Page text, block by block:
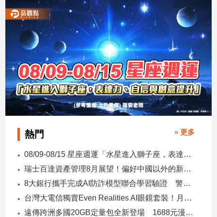
娛
樂
樂
星
聞
流
行/
生
熱門 » 更多
08/09-08/15 星座週運「水星進入獅子座，表達力、自信與創意提升」
瑞士百達資產管理8月展望！偏好中國以外的新興市場 看好這些產業
8大銀行攜手完成AI防詐模型聯合學習驗證 警示帳戶準確度提升2倍
台灣大電信獨賣Even Realities AI眼鏡套裝！月付1399元 專案價3990
遠傳跨洲多國20GB定量包全新登場 1688元漫遊逾百國家！